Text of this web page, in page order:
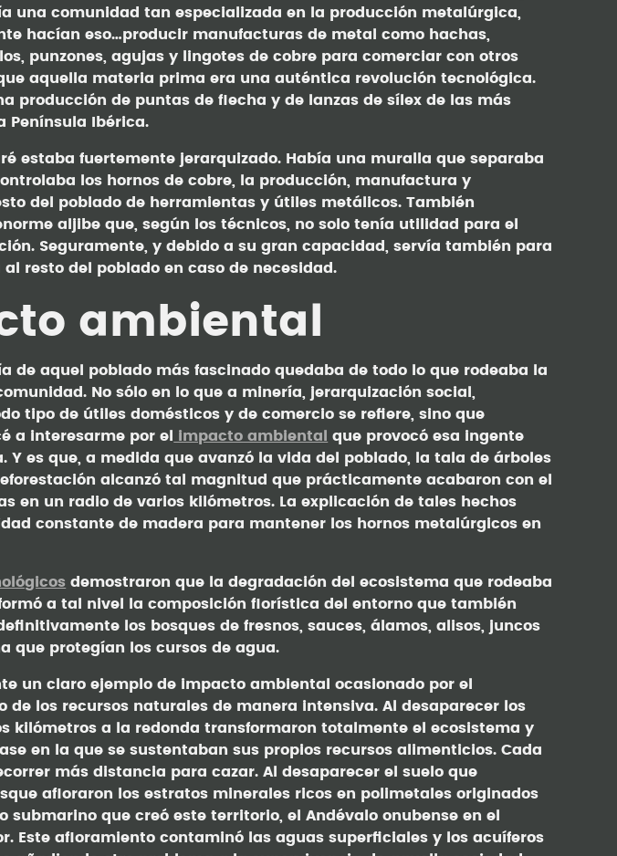
una comunidad tan especializada en la producción metalúrgica,
hacían eso…producir manufacturas de metal como hachas,
punzones, agujas y lingotes de cobre para comerciar con otros
aquella materia prima era una auténtica revolución tecnológica.
producción de puntas de flecha y de lanzas de sílex de las más
Península Ibérica.
estaba fuertemente jerarquizado. Había una muralla que separaba
los hornos de cobre, la producción, manufactura y
del poblado de herramientas y útiles metálicos. También
aljibe que, según los técnicos, no solo tenía utilidad para el
Seguramente, y debido a su gran capacidad, servía también para
resto del poblado en caso de necesidad.
ambiental
de aquel poblado más fascinado quedaba de todo lo que rodeaba la
No sólo en lo que a minería, jerarquización social,
tipo de útiles domésticos y de comercio se refiere, sino que
a interesarme por el
impacto ambiental
que provocó esa ingente
Y es que, a medida que avanzó la vida del poblado, la tala de árboles
alcanzó tal magnitud que prácticamente acabaron con el
en un radio de varios kilómetros. La explicación de tales hechos
constante de madera para mantener los hornos metalúrgicos en
demostraron que la degradación del ecosistema que rodeaba
a tal nivel la composición florística del entorno que también
los bosques de fresnos, sauces, álamos, alisos, juncos
que protegían los cursos de agua.
un claro ejemplo de impacto ambiental ocasionado por el
de los recursos naturales de manera intensiva. Al desaparecer los
kilómetros a la redonda transformaron totalmente el ecosistema y
en la que se sustentaban sus propios recursos alimenticios. Cada
más distancia para cazar. Al desaparecer el suelo que
afloraron los estratos minerales ricos en polimetales originados
submarino que creó este territorio, el Andévalo onubense en el
Este afloramiento contaminó las aguas superficiales y los acuíferos